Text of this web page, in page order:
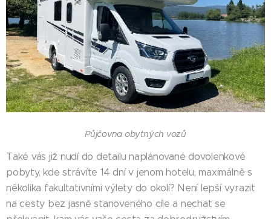
Půjčovna obytných vozů
Také vás již nudí do detailu naplánované dovolenkové
pobyty, kde strávíte 14 dní v jenom hotelu, maximálně s
několika fakultativními výlety do okolí? Není lepší vyrazit
na cesty bez jasně stanoveného cíle a nechat se